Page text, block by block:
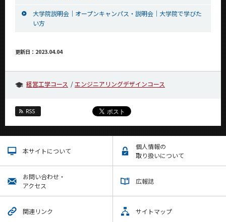
大学院説明会｜オープンキャンパス・説明会｜大学院で学びた
い方
更新日：2023.04.04
経営工学コース エンジニアリングデザインコース
RSS
本サイトについて
個人情報の
取り扱いについて
お問い合わせ・
アクセス
広報誌
関連リンク サイトマップ